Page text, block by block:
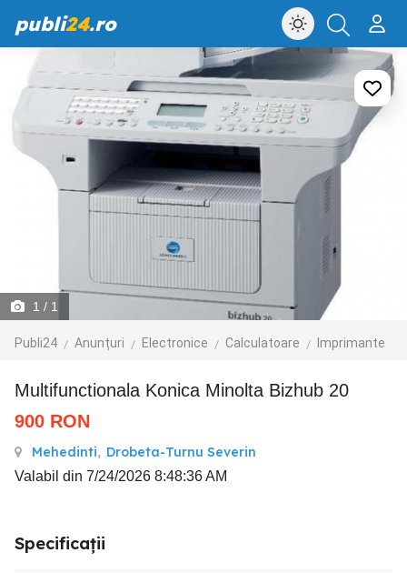
publi24.ro
1 / 1
Publi24 Anunțuri Electronice Calculatoare Imprimante
Multifunctionala Konica Minolta Bizhub 20
900 RON
Mehedinti, Drobeta-Turnu Severin
Valabil din 7/24/2026 8:48:36 AM
Specificații